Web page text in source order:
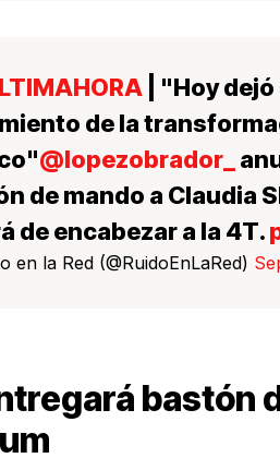
| "Hoy
de la
@lopezobrador_
de mando a Claudia
de encabezar a la 4T.
en la Red (@RuidoEnLaRed)
bastón